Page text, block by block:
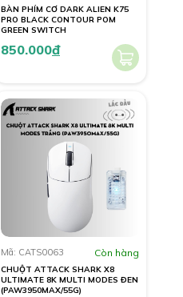
BÀN PHÍM CƠ DARK ALIEN K75
PRO BLACK CONTOUR POM
GREEN SWITCH
850.000đ
Mã: CATS0063 Còn hàng
CHUỘT ATTACK SHARK X8
ULTIMATE 8K MULTI MODES ĐEN
(PAW3950MAX/55G)